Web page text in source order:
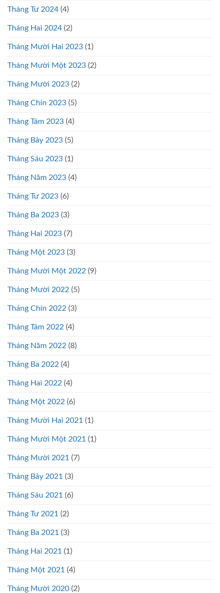
Tháng Tư 2024 (4)
Tháng Hai 2024 (2)
Tháng Mười Hai 2023 (1)
Tháng Mười Một 2023 (2)
Tháng Mười 2023 (2)
Tháng Chín 2023 (5)
Tháng Tám 2023 (4)
Tháng Bảy 2023 (5)
Tháng Sáu 2023 (1)
Tháng Năm 2023 (4)
Tháng Tư 2023 (6)
Tháng Ba 2023 (3)
Tháng Hai 2023 (7)
Tháng Một 2023 (3)
Tháng Mười Một 2022 (9)
Tháng Mười 2022 (5)
Tháng Chín 2022 (3)
Tháng Tám 2022 (4)
Tháng Năm 2022 (8)
Tháng Ba 2022 (4)
Tháng Hai 2022 (4)
Tháng Một 2022 (6)
Tháng Mười Hai 2021 (1)
Tháng Mười Một 2021 (1)
Tháng Mười 2021 (7)
Tháng Bảy 2021 (3)
Tháng Sáu 2021 (6)
Tháng Tư 2021 (2)
Tháng Ba 2021 (3)
Tháng Hai 2021 (1)
Tháng Một 2021 (4)
Tháng Mười 2020 (2)